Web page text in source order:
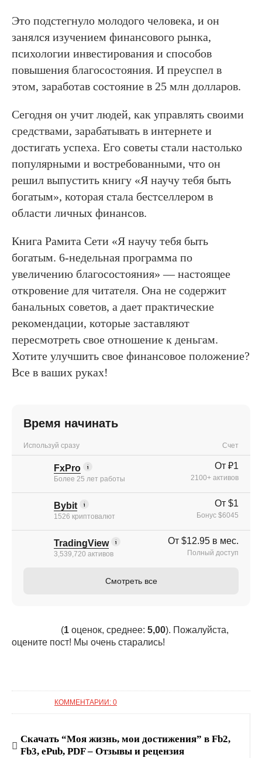
Это подстегнуло молодого человека, и он
занялся изучением финансового рынка,
психологии инвестирования и способов
повышения благосостояния. И преуспел в
этом, заработав состояние в 25 млн долларов.
Сегодня он учит людей, как управлять своими
средствами, зарабатывать в интернете и
достигать успеха. Его советы стали настолько
популярными и востребованными, что он
решил выпустить книгу «Я научу тебя быть
богатым», которая стала бестселлером в
области личных финансов.
Книга Рамита Сети «Я научу тебя быть
богатым. 6-недельная программа по
увеличению благосостояния» — настоящее
откровение для читателя. Она не содержит
банальных советов, а дает практические
рекомендации, которые заставляют
пересмотреть свое отношение к деньгам.
Хотите улучшить свое финансовое положение?
Все в ваших руках!
Время начинать
Используй сразу Счет
FxPro
Более 25 лет работы
От ₽1
2100+ активов
Bybit
1526 криптовалют
От $1
Бонус $6045
TradingView
3,539,720 активов
От $12.95 в мес.
Полный доступ
Смотреть все
(1 оценок, среднее: 5,00). Пожалуйста,
оцените пост! Мы очень старались!
КОММЕНТАРИИ: 0
Скачать “Моя жизнь, мои достижения” в Fb2,
Fb3, ePub, PDF – Отзывы и рецензия